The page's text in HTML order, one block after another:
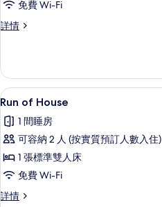
片
客
房,
港
景
(Quad)
的
相
片
免費 Wi-Fi
詳情
豪
海
港
景
詳
情
載
入
所
有
Run
of
House
3
Run of House
1 間睡房
可容納 2 人 (按實質預訂人數入住)
1 張標準雙人床
免費 Wi-Fi
詳情
Run